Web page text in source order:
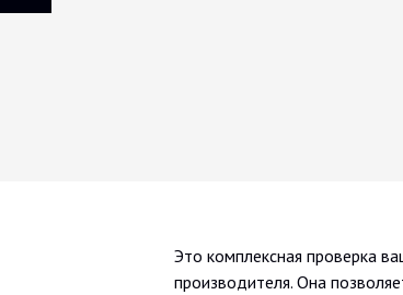
Это комплексная проверка
производителя. Она